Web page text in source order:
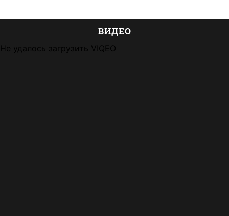
ВИДЕО
Не удалось загрузить VIQEO